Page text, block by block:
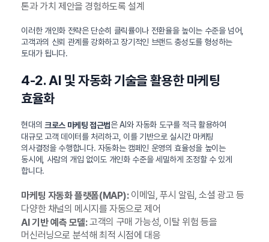
톤과 가치 제안을 경험하도록 설계
이러한 개인화 전략은 단순히 클릭률이나 전환율을 높이는 수준을 넘어,
고객과의 신뢰 관계를 강화하고 장기적인 브랜드 충성도를 형성하는
토대가 됩니다.
4-2. AI 및 자동화 기술을 활용한 마케팅
효율화
현대의 크로스 마케팅 접근법은 AI와 자동화 도구를 적극 활용하여
대규모 고객 데이터를 처리하고, 이를 기반으로 실시간 마케팅
의사결정을 수행합니다. 자동화는 캠페인 운영의 효율성을 높이는
동시에, 사람의 개입 없이도 개인화 수준을 세밀하게 조정할 수 있게
합니다.
마케팅 자동화 플랫폼(MAP):이메일, 푸시 알림, 소셜 광고 등
다양한 채널의 메시지를 자동으로 제어
AI 기반 예측 모델:고객의 구매 가능성, 이탈 위험 등을
머신러닝으로 분석해 최적 시점에 대응